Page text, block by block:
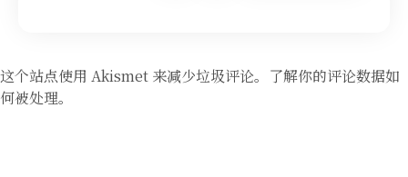
这个站点使用 Akismet 来减少垃圾评论。 了解你的评论数据如
何被处理。